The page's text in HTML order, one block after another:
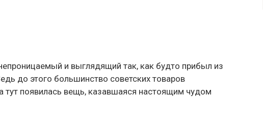
и выглядящий так, как будто прибыл из
до этого большинство советских товаров
тут появилась вещь, казавшаяся настоящим чудом